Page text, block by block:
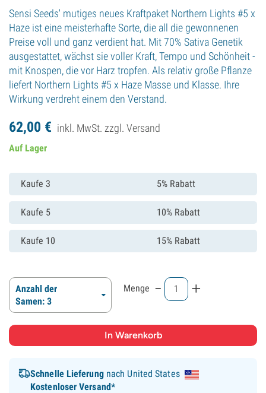
Sensi Seeds' mutiges neues Kraftpaket Northern Lights #5 x
Haze ist eine meisterhafte Sorte, die all die gewonnenen
Preise voll und ganz verdient hat. Mit 70% Sativa Genetik
ausgestattet, wächst sie voller Kraft, Tempo und Schönheit -
mit Knospen, die vor Harz tropfen. Als relativ große Pflanze
liefert Northern Lights #5 x Haze Masse und Klasse. Ihre
Wirkung verdreht einem den Verstand.
62,00 € inkl. MwSt. zzgl. Versand
Auf Lager
Kaufe 3 5% Rabatt
Kaufe 5 10% Rabatt
Kaufe 10 15% Rabatt
Anzahl der
Samen: 3
Menge - +
Schnelle Lieferungnach United States
Kostenloser Versand*